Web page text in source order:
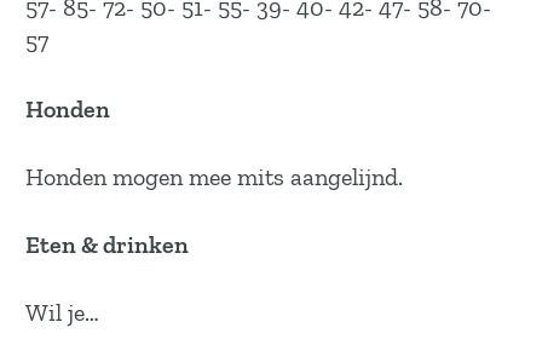
57- 85- 72- 50- 51- 55- 39- 40- 42- 47- 58- 70-
57
Honden
Honden mogen mee mits aangelijnd.
Eten & drinken
Wil je…